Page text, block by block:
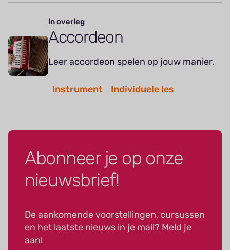
In overleg
Accordeon
Leer accordeon spelen op jouw manier.
Instrument Individuele les
Abonneer je op onze
nieuwsbrief!
De aankomende voorstellingen, cursussen
en het laatste nieuws in je mail? Meld je
aan!